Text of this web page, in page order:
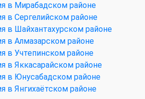
в Мирабадском районе
в Сергелийском районе
в Шайхантахурском районе
в Алмазарском районе
в Учтепинском районе
в Яккасарайском районе
в Юнусабадском районе
в Янгихаётском районе